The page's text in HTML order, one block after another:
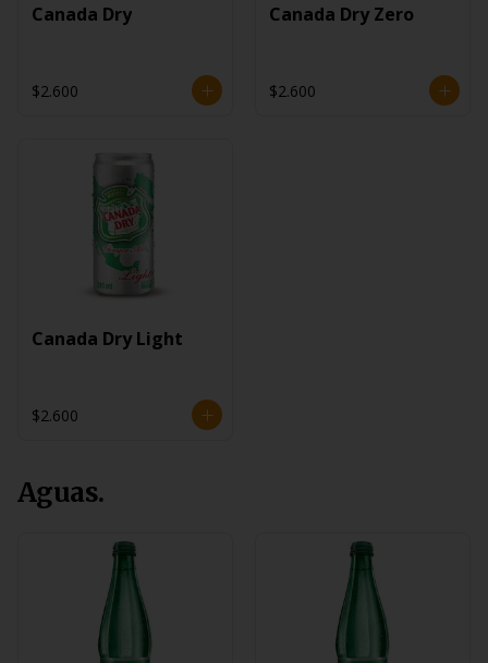
Canada Dry
$2.600
Canada Dry Zero
$2.600
Canada Dry Light
$2.600
Aguas.